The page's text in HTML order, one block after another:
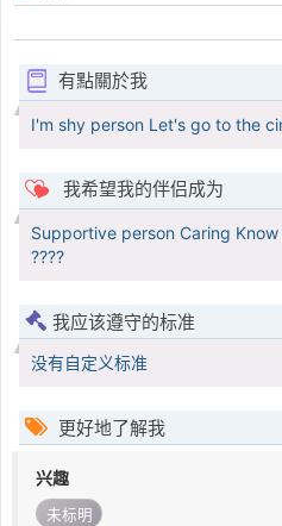
有點關於我
I'm shy person Let's go to the
我希望我的伴侣成为
Supportive person Caring
????
我应该遵守的标准
没有自定义标准
更好地了解我
兴趣
未标明